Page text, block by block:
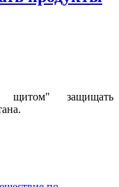
щитом" защищать